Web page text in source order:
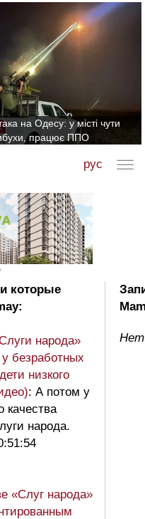
на Одесу: у місті чути
працює ППО
рус
которые
народа»
безработных
низкого
: А потом у
качества
народа.
«Слуг народа»
Нет